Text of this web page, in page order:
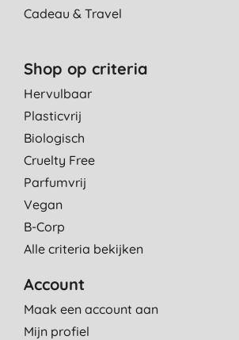
Cadeau & Travel
Shop op criteria
Hervulbaar
Plasticvrij
Biologisch
Cruelty Free
Parfumvrij
Vegan
B-Corp
Alle criteria bekijken
Account
Maak een account aan
Mijn profiel